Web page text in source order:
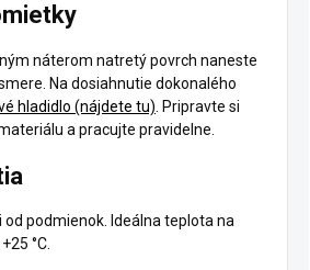
náterom natretý povrch naneste
Na dosiahnutie dokonalého
hladidlo (nájdete tu) . Pripravte si
a pracujte pravidelne.
podmienok. Ideálna teplota na
°C.